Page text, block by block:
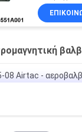
Airtac -
2V025-06